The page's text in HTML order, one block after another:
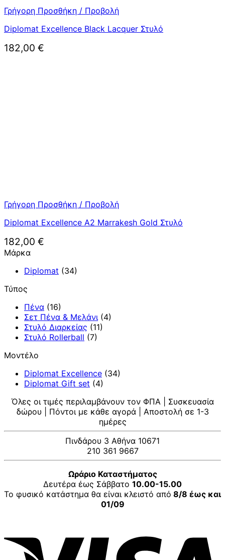
Γρήγορη Προσθήκη / Προβολή
Diplomat Excellence Black Lacquer Στυλό
182,00 €
Γρήγορη Προσθήκη / Προβολή
Diplomat Excellence A2 Marrakesh Gold Στυλό
182,00 €
Μάρκα
Diplomat (34)
Τύπος
Πένα (16)
Σετ Πένα & Μελάνι (4)
Στυλό Διαρκείας (11)
Στυλό Rollerball (7)
Μοντέλο
Diplomat Excellence (34)
Diplomat Gift set (4)
Όλες οι τιμές περιλαμβάνουν τον ΦΠΑ | Συσκευασία
δώρου | Πόντοι με κάθε αγορά | Αποστολή σε 1-3
ημέρες
Πινδάρου 3 Αθήνα 10671
210 361 9667
Ωράριο Καταστήματος
Δευτέρα έως Σάββατο 10.00-15.00
Το φυσικό κατάστημα θα είναι κλειστό από 8/8 έως και
01/09